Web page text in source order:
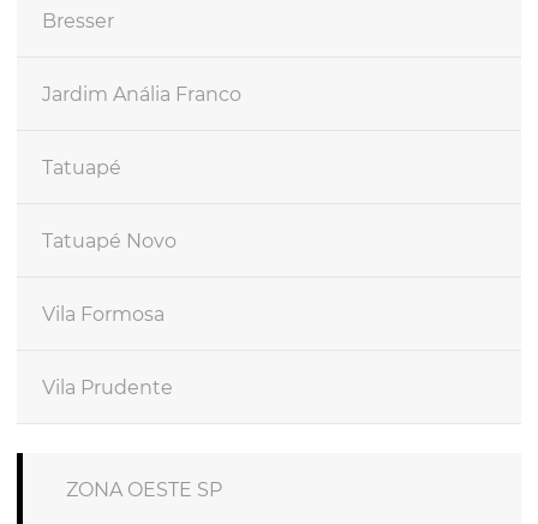
Bresser
Jardim Anália Franco
Tatuapé
Tatuapé Novo
Vila Formosa
Vila Prudente
ZONA OESTE SP